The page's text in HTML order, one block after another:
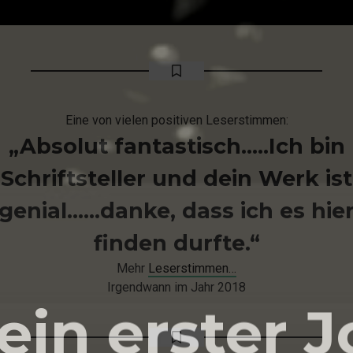
erster
Eine von vielen positiven Leserstimmen:
„Absolut fantastisch…..Ich bin
Schriftsteller und dein Werk ist
dass ich es
finden durfte.“
Mehr Leserstimmen…
Irgendwann im Jahr 2018